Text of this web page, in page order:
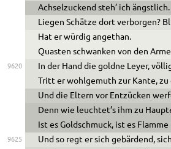
Achselzuckend steh’ ich
Liegen Schätze dort verborgen?
Hat er würdig angethan.
Quasten schwanken von den
9620
In der Hand die goldne Leyer,
Tritt er wohlgemuth zur Kante, zu
Und die Eltern vor Entzücken
Denn wie leuchtet’s ihm zu
Ist es Goldschmuck, ist es
9625
Und so regt er sich gebärdend,